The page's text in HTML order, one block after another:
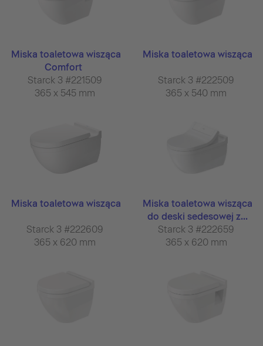
Miska toaletowa wisząca
Comfort
Starck 3 #221509
365 x 545 mm
Miska toaletowa wisząca
Starck 3 #222509
365 x 540 mm
Miska toaletowa wisząca
Starck 3 #222609
365 x 620 mm
Miska toaletowa wisząca
do deski sedesowej z...
Starck 3 #222659
365 x 620 mm